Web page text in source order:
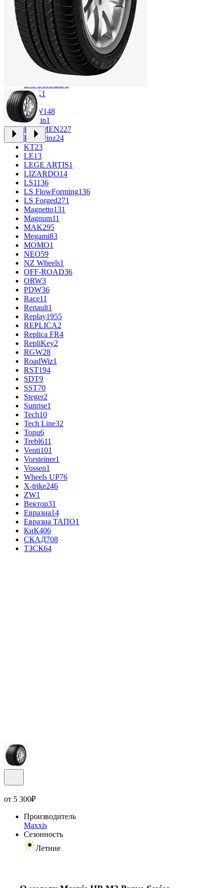
CROSS_STREET 31
Eurodisk1
FF30
FR REPLICA
1
GR34
Grizzly3
iFree915
iFree Original49
K&K1
K72
KDW148
Keskin1
KHOMEN227
Kronprinz24
KT23
LE13
LEGE ARTIS1
LIZARDO14
LS1136
LS FlowForming136
LS Forged271
Magnetto131
Magnum11
MAK295
Megami83
MOMO1
NEO59
NZ Wheels1
OFF-ROAD36
ORW3
PDW36
Race11
Renault1
Replay1955
REPLICA2
Replica FR4
RepliKey2
RGW28
RoadWiz1
RST194
SDT9
SST70
Steger2
Sunrise1
Tech10
Tech Line32
Topu6
Trebl611
Venti101
Vorsteiner1
Vossen1
Wheels UP76
X-trike246
ZW1
Вектор31
Евразиа14
Евразиа ТАПО1
КиК406
СКАД708
ТЗСК64
от 5 300₽
Производитель
Maxxis
Сезонность
Летние